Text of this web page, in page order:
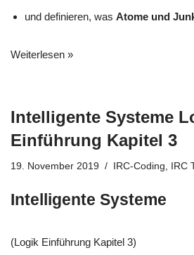
und definieren, was Atome und
Weiterlesen »
Intelligente Systeme
Einführung Kapitel 3
19. November 2019 IRC-Coding, IRC
Intelligente Systeme
(Logik Einführung Kapitel 3)